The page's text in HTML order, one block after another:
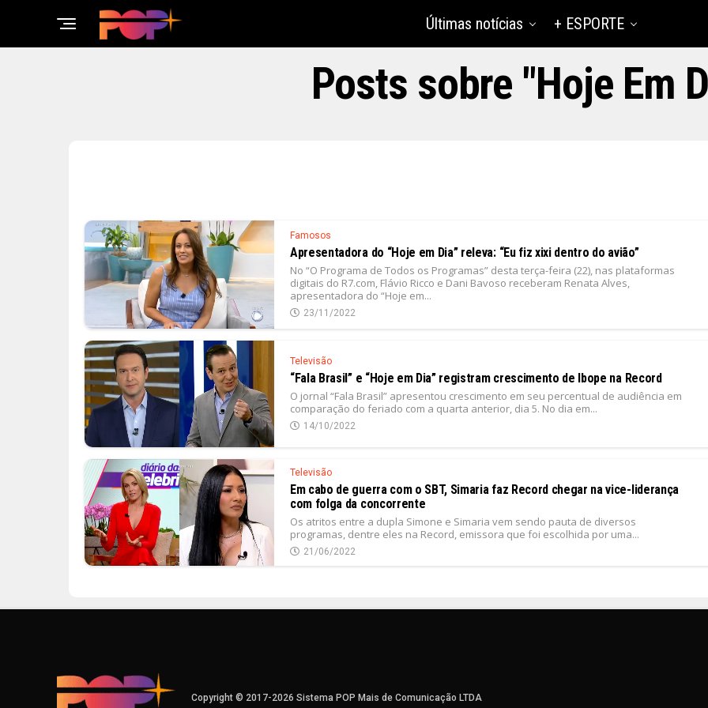
Últimas notícias + ESPORTE
Posts sobre "Hoje Em
Famosos
Apresentadora do “Hoje em Dia” releva: “Eu fiz xixi dentro do avião”
No “O Programa de Todos os Programas” desta terça-feira (22), nas plataformas
digitais do R7.com, Flávio Ricco e Dani Bavoso receberam Renata Alves,
apresentadora do “Hoje em...
23/11/2022
Televisão
“Fala Brasil” e “Hoje em Dia” registram crescimento de Ibope na Record
O jornal “Fala Brasil” apresentou crescimento em seu percentual de audiência em
comparação do feriado com a quarta anterior, dia 5. No dia em...
14/10/2022
Televisão
Em cabo de guerra com o SBT, Simaria faz Record chegar na vice-liderança
com folga da concorrente
Os atritos entre a dupla Simone e Simaria vem sendo pauta de diversos
programas, dentre eles na Record, emissora que foi escolhida por uma...
21/06/2022
Copyright © 2017-2026 Sistema POP Mais de Comunicação LTDA